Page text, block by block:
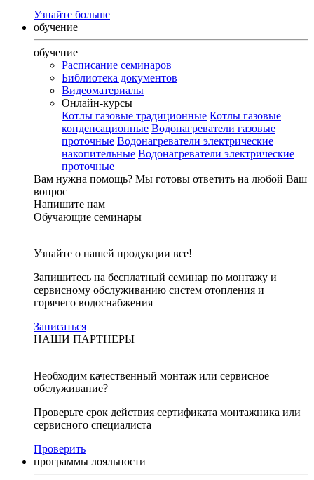
Узнайте больше
обучение
обучение
Расписание семинаров
Библиотека документов
Видеоматериалы
Онлайн-курсы
Котлы газовые традиционные Котлы газовые
конденсационные Водонагреватели газовые
проточные Водонагреватели электрические
накопительные Водонагреватели электрические
проточные
Вам нужна помощь? Мы готовы ответить на любой Ваш
вопрос
Напишите нам
Обучающие семинары
Узнайте о нашей продукции все!
Запишитесь на бесплатный семинар по монтажу и
сервисному обслуживанию систем отопления и
горячего водоснабжения
Записаться
НАШИ ПАРТНЕРЫ
Необходим качественный монтаж или сервисное
обслуживание?
Проверьте срок действия сертификата монтажника или
сервисного специалиста
Проверить
программы лояльности